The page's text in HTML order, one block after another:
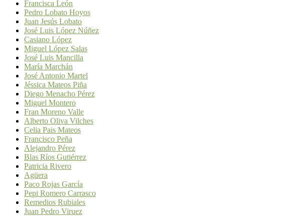
Francisca León
Pedro Lobato Hoyos
Juan Jesús Lobato
José Luis López Núñez
Casiano López
Miguel López Salas
José Luis Mancilla
María Marchán
José Antonio Martel
Jéssica Mateos Piña
Diego Menacho Pérez
Miguel Montero
Fran Moreno Valle
Alberto Oliva Vilches
Celia Pais Mateos
Francisco Peña
Alejandro Pérez
Blas Ríos Gutiérrez
Patricia Rivero
Agüera
Paco Rojas García
Pepi Romero Carrasco
Remedios Rubiales
Juan Pedro Viruez